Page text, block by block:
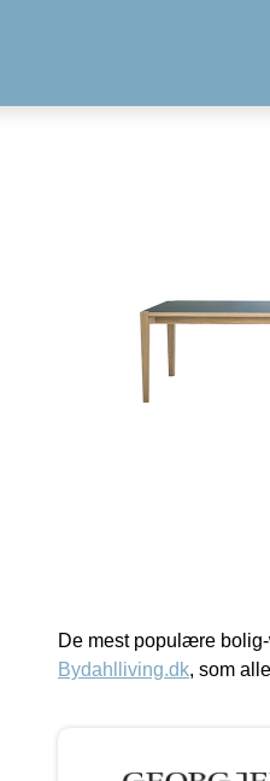
De mest populære
Bydahlliving.dk, som